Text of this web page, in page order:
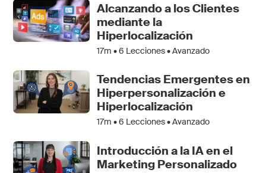
Alcanzando a los Clientes
mediante la
Hiperlocalización
17m •6 Lecciones • Avanzado
Tendencias Emergentes en
Hiperpersonalización e
Hiperlocalización
17m •6 Lecciones • Avanzado
Introducción a la IA en el
Marketing Personalizado